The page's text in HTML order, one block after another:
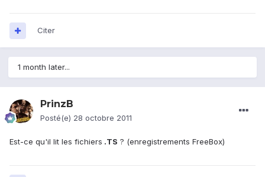
Citer
1 month later...
PrinzB
Posté(e) 28 octobre 2011
Est-ce qu'il lit les fichiers .TS ? (enregistrements FreeBox)